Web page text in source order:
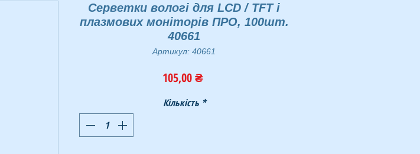
Серветки вологі для LCD / TFT і
плазмових моніторів ПРО, 100шт.
40661
Артикул: 40661
105,00 ₴Ціна
Кількість *